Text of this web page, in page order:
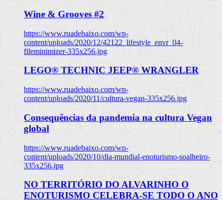
Wine & Grooves #2
https://www.ruadebaixo.com/wp-
content/uploads/2020/12/42122_lifestyle_envr_04-
fileminimizer-335x256.jpg
LEGO® TECHNIC JEEP® WRANGLER
https://www.ruadebaixo.com/wp-
content/uploads/2020/11/cultura-vegan-335x256.jpg
Consequências da pandemia na cultura Vegan
global
https://www.ruadebaixo.com/wp-
content/uploads/2020/10/dia-mundial-enoturismo-soalheiro-
335x256.jpg
NO TERRITÓRIO DO ALVARINHO O
ENOTURISMO CELEBRA-SE TODO O ANO